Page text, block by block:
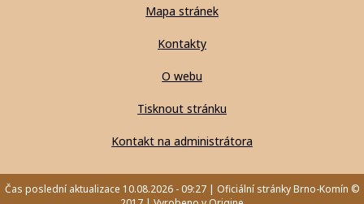
Mapa stránek
Kontakty
O webu
Tisknout stránku
Kontakt na administrátora
Čas poslední aktualizace 10.08.2026 - 09:27 | Oficiální stránky Brno-Komín ©